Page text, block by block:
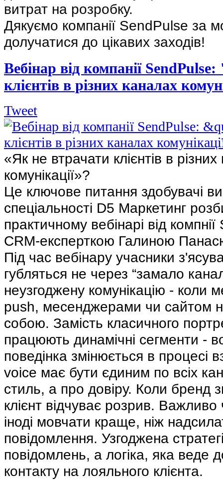
витрат на розробку.
Дякуємо компанії SendPulse за
долучатися до цікавих заходів!
Вебінар від компанії
клієнтів в різних каналах
Tweet
«Як не втрачати клієнтів в
комунікації»?
Це ключове питання здобувачі
спеціальності D5 Маркетинг
практичному вебінарі від
CRM-експерткою Галиною
Під час вебінару учасники
губляться не через “замало
неузгоджену комунікацію - коли
push, месенджерами чи сайтом
собою. Замість класичного
працюють динамічні сегменти -
поведінка змінюється в процесі
voice має бути єдиним по всіх
стиль, а про довіру. Коли бренд
клієнт відчуває розрив.
іноді мовчати краще, ніж
повідомлення. Узгоджена
повідомлень, а логіка, яка веде
контакту на лояльного клієнта.